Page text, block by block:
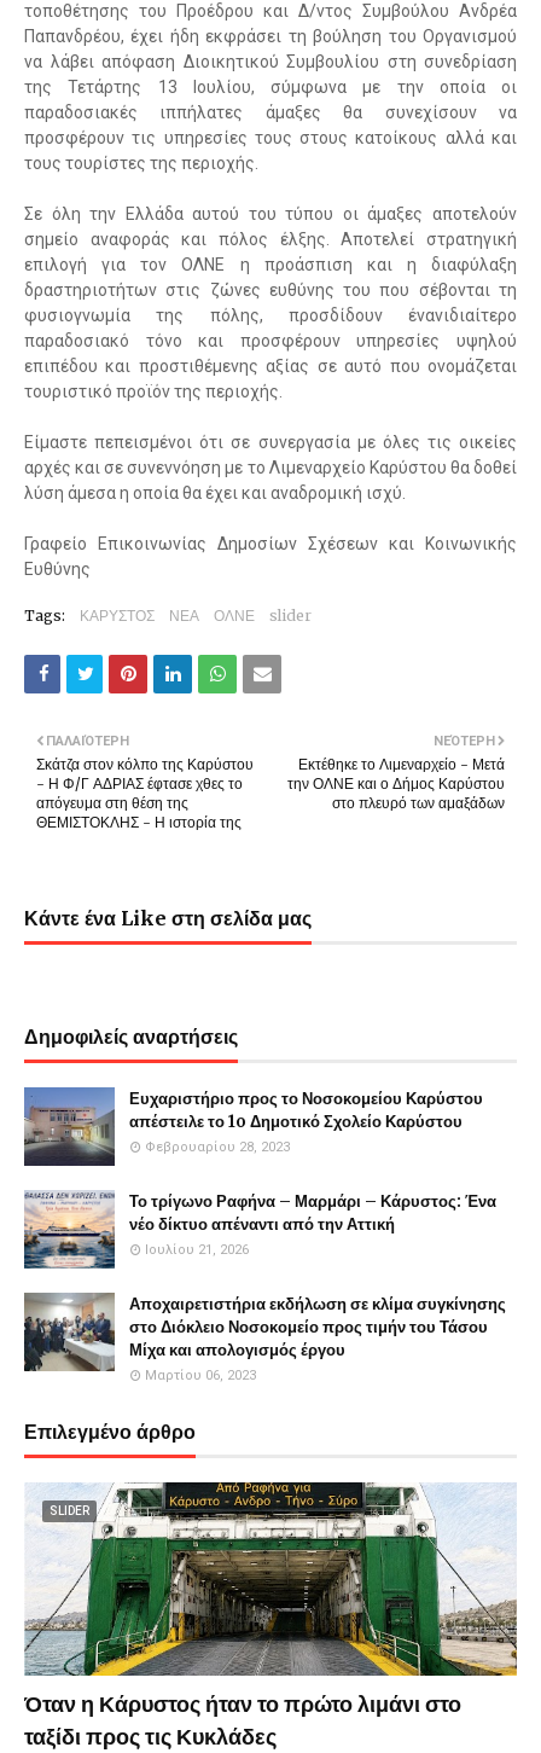
τοποθέτησης του Προέδρου και Δ/ντος Συμβούλου Ανδρέα
Παπανδρέου, έχει ήδη εκφράσει τη βούληση του Οργανισμού
να λάβει απόφαση Διοικητικού Συμβουλίου στη συνεδρίαση
της Τετάρτης 13 Ιουλίου, σύμφωνα με την οποία οι
παραδοσιακές ιππήλατες άμαξες θα συνεχίσουν να
προσφέρουν τις υπηρεσίες τους στους κατοίκους αλλά και
τους τουρίστες της περιοχής.
Σε όλη την Ελλάδα αυτού του τύπου οι άμαξες αποτελούν
σημείο αναφοράς και πόλος έλξης. Αποτελεί στρατηγική
επιλογή για τον ΟΛΝΕ η προάσπιση και η διαφύλαξη
δραστηριοτήτων στις ζώνες ευθύνης του που σέβονται τη
φυσιογνωμία της πόλης, προσδίδουν ένανιδιαίτερο
παραδοσιακό τόνο και προσφέρουν υπηρεσίες υψηλού
επιπέδου και προστιθέμενης αξίας σε αυτό που ονομάζεται
τουριστικό προϊόν της περιοχής.
Είμαστε πεπεισμένοι ότι σε συνεργασία με όλες τις οικείες
αρχές και σε συνεννόηση με το Λιμεναρχείο Καρύστου θα δοθεί
λύση άμεσα η οποία θα έχει και αναδρομική ισχύ.
Γραφείο Επικοινωνίας Δημοσίων Σχέσεων και Κοινωνικής
Ευθύνης
Tags: ΚΑΡΥΣΤΟΣ ΝΕΑ ΟΛΝΕ slider
ΝΕΌΤΕΡΗ
Εκτέθηκε το Λιμεναρχείο - Μετά
την ΟΛΝΕ και ο Δήμος Καρύστου
στο πλευρό των αμαξάδων
ΠΑΛΑΙΌΤΕΡΗ
Σκάτζα στον κόλπο της Καρύστου
- Η Φ/Γ ΑΔΡΙΑΣ έφτασε χθες το
απόγευμα στη θέση της
ΘΕΜΙΣΤΟΚΛΗΣ - Η ιστορία της
Κάντε ένα Like στη σελίδα μας
Δημοφιλείς αναρτήσεις
Ευχαριστήριο προς το Νοσοκομείου Καρύστου
απέστειλε το 1o Δημοτικό Σχολείο Καρύστου
Φεβρουαρίου 28, 2023
Το τρίγωνο Ραφήνα – Μαρμάρι – Κάρυστος: Ένα
νέο δίκτυο απέναντι από την Αττική
Ιουλίου 21, 2026
Αποχαιρετιστήρια εκδήλωση σε κλίμα συγκίνησης
στο Διόκλειο Νοσοκομείο προς τιμήν του Τάσου
Μίχα και απολογισμός έργου
Μαρτίου 06, 2023
Επιλεγμένο άρθρο
SLIDER
Όταν η Κάρυστος ήταν το πρώτο λιμάνι στο
ταξίδι προς τις Κυκλάδες